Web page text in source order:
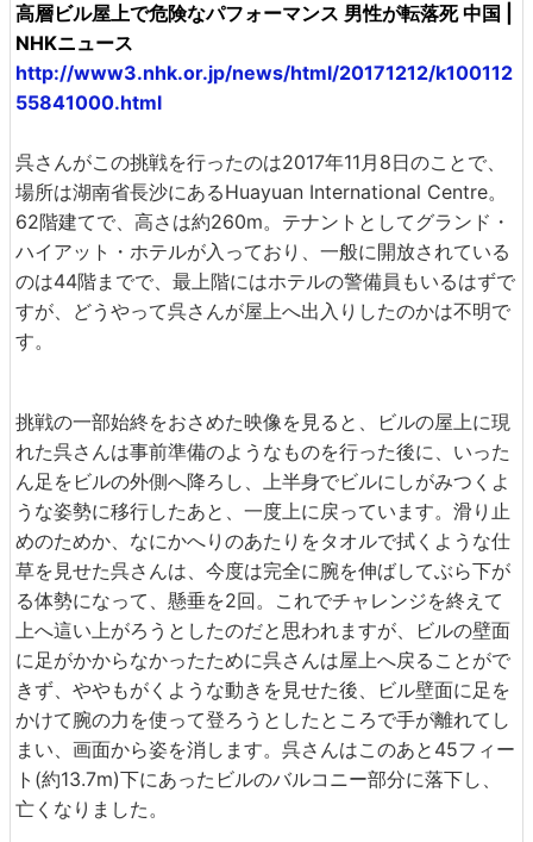
高層ビル屋上で危険なパフォーマンス 男性が転落死 中国 |
NHKニュース
http://www3.nhk.or.jp/news/html/20171212/k100112
55841000.html
呉さんがこの挑戦を行ったのは2017年11月8日のことで、
場所は湖南省長沙にあるHuayuan International Centre。
62階建てで、高さは約260m。テナントとしてグランド・
ハイアット・ホテルが入っており、一般に開放されている
のは44階までで、最上階にはホテルの警備員もいるはずで
すが、どうやって呉さんが屋上へ出入りしたのかは不明で
す。
挑戦の一部始終をおさめた映像を見ると、ビルの屋上に現
れた呉さんは事前準備のようなものを行った後に、いった
ん足をビルの外側へ降ろし、上半身でビルにしがみつくよ
うな姿勢に移行したあと、一度上に戻っています。滑り止
めのためか、なにかへりのあたりをタオルで拭くような仕
草を見せた呉さんは、今度は完全に腕を伸ばしてぶら下が
る体勢になって、懸垂を2回。これでチャレンジを終えて
上へ這い上がろうとしたのだと思われますが、ビルの壁面
に足がかからなかったために呉さんは屋上へ戻ることがで
きず、ややもがくような動きを見せた後、ビル壁面に足を
かけて腕の力を使って登ろうとしたところで手が離れてし
まい、画面から姿を消します。呉さんはこのあと45フィー
ト(約13.7m)下にあったビルのバルコニー部分に落下し、
亡くなりました。